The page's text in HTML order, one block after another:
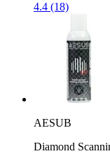
4.4 (18)
AESUB
Diamond